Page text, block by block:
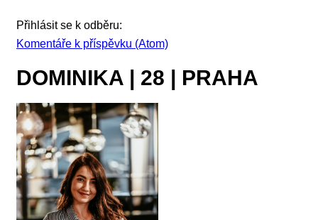
Přihlásit se k odběru:
Komentáře k příspěvku (Atom)
DOMINIKA | 28 | PRAHA